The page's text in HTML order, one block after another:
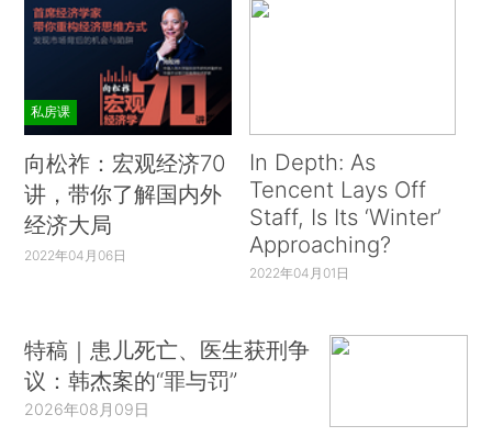
私房课
向松祚：宏观经济70
讲，带你了解国内外
经济大局
2022年04月06日
In Depth: As
Tencent Lays Off
Staff, Is Its ‘Winter’
Approaching?
2022年04月01日
特稿｜患儿死亡、医生获刑争
议：韩杰案的“罪与罚”
2026年08月09日